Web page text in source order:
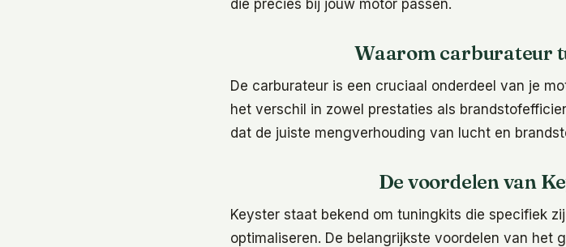
die precies bij jouw motor passen.
Waarom carburateur
De carburateur is een cruciaal onderdeel van je
het verschil in zowel prestaties als
dat de juiste mengverhouding van lucht en
De voordelen van
Keyster staat bekend om tuningkits die specifiek
optimaliseren. De belangrijkste voordelen van het